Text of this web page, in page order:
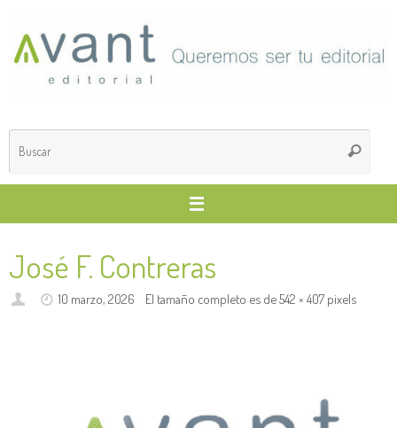
contenido
Buscar
José F. Contreras
10 marzo, 2026 El tamaño completo es de542 × 407pixels